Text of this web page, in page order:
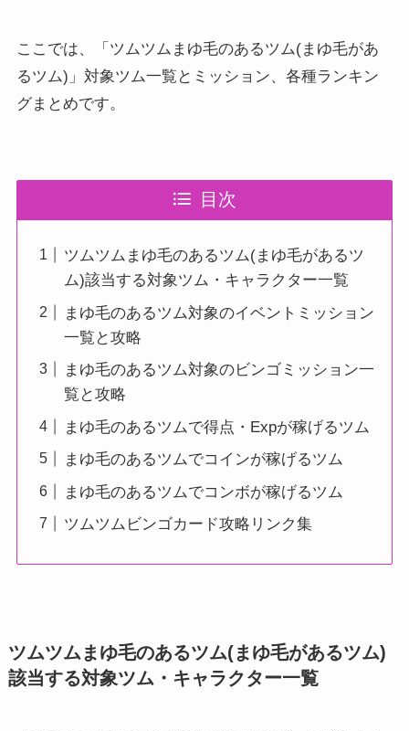
ここでは、「ツムツムまゆ毛のあるツム(まゆ毛があ
るツム)」対象ツム一覧とミッション、各種ランキン
グまとめです。
目次
ツムツムまゆ毛のあるツム(まゆ毛があるツ
ム)該当する対象ツム・キャラクター一覧
まゆ毛のあるツム対象のイベントミッション
一覧と攻略
まゆ毛のあるツム対象のビンゴミッション一
覧と攻略
まゆ毛のあるツムで得点・Expが稼げるツム
まゆ毛のあるツムでコインが稼げるツム
まゆ毛のあるツムでコンボが稼げるツム
ツムツムビンゴカード攻略リンク集
ツムツムまゆ毛のあるツム(まゆ毛があるツム)
該当する対象ツム・キャラクター一覧